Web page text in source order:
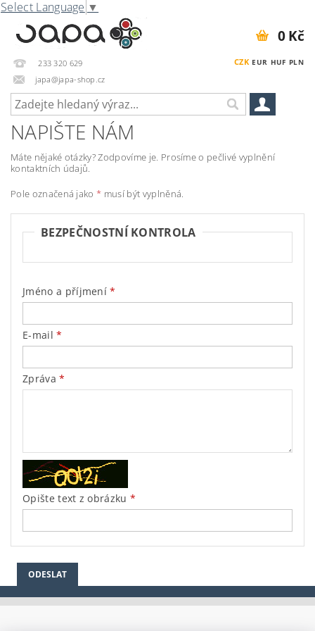
Select Language ▼
233 320 629
japa@japa-shop.cz
CZK EUR HUF PLN
0 Kč
NAPIŠTE NÁM
Máte nějaké otázky? Zodpovíme je. Prosíme o pečlivé vyplnění
kontaktních údajů.
Pole označená jako * musí být vyplněná.
BEZPEČNOSTNÍ KONTROLA
Jméno a příjmení
E-mail
Zpráva
Opište text z obrázku